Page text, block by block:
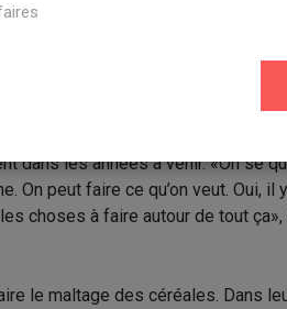
sont retirés, la reconstruction
«Théoriquement, la
de l’entreprise,
premier maltage en décembre.
déjà sur une planification
dans les années à venir. «On se
On peut faire ce qu’on veut. Oui,
choses à faire autour de tout
le maltage des céréales. Dans